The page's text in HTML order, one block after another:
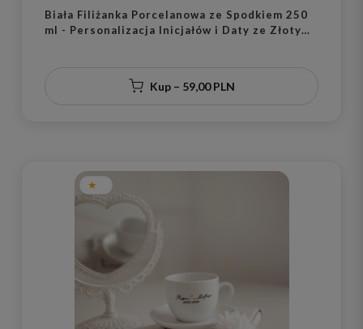
Biała Filiżanka Porcelanowa ze Spodkiem 250
ml - Personalizacja Inicjałów i Daty ze Złotym
Kup – 59,00 PLN